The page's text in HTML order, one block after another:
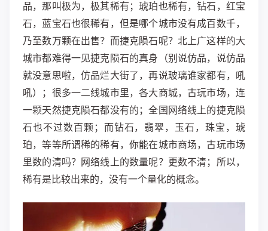
品，那叫极为，极其稀有；琥珀也稀有，钻石，红宝
石，蓝宝石也很稀有，但是哪个城市没有成百数千，
乃至数万颗在出售？而捷克陨石呢？北上广这样的大
城市都难得一见捷克陨石的真身（别说仿品，说仿品
就没意思啦，仿品烂大街了，再说玻璃谁家都有，吼
吼）；很多一二线城市里，各大商城，古玩市场，连
一颗天然捷克陨石都没有的；全国网络线上的捷克陨
石也不过数百颗；而钻石，翡翠，玉石，珠宝，琥
珀，等等所谓稀的稀有，你能在城市商场，古玩市场
里数的清吗？网络线上的数量呢？更数不清；所以，
稀有是比较出来的，没有一个量化的概念。